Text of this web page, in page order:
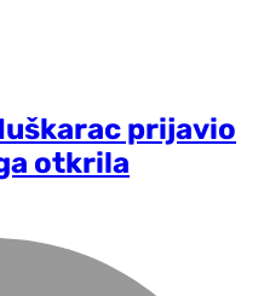
prijavio
otkrila